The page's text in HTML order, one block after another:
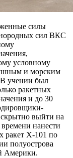
силы
сил ВКС
условному
и морским
учении был
ракетных
и до 30
выйти на
нанести
ракет Х-101 по
полуострова
Америки.